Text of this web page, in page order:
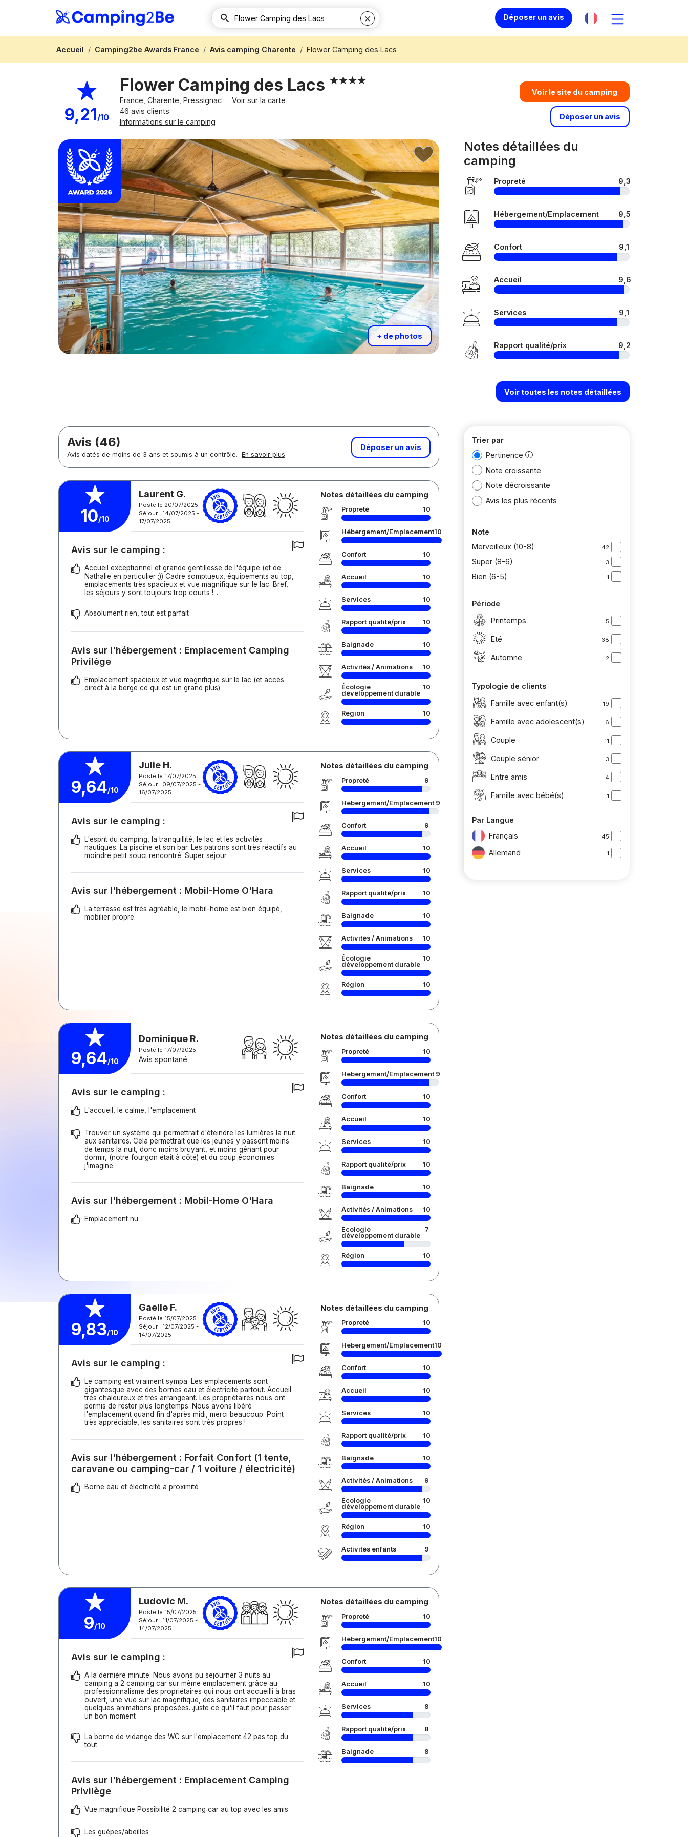
Déposer un avis
Accueil Camping2be Awards France Avis camping Charente Flower Camping des Lacs
9,21/10
Flower Camping des Lacs
France, Charente, Pressignac
Voir sur la carte
46 avis clients
Informations sur le camping
Voir le site du camping
Déposer un avis
+ de photos
Notes détaillées du
camping
Propreté 9,3
Hébergement/Emplacement 9,5
Confort 9,1
Accueil 9,6
Services 9,1
Rapport qualité/prix 9,2
Voir toutes les notes détaillées
Avis (46)
Avis datés de moins de 3 ans et soumis à un contrôle. En savoir plus
Déposer un avis
10/10
Laurent G.
Posté le 20/07/2025
Séjour : 14/07/2025 -
17/07/2025
Avis sur le camping :
Accueil exceptionnel et grande gentillesse de l'équipe (et de
Nathalie en particulier ;)) Cadre somptueux, équipements au top,
emplacements très spacieux et vue magnifique sur le lac. Bref,
les séjours y sont toujours trop courts !...
Absolument rien, tout est parfait
Avis sur l'hébergement : Emplacement Camping
Privilège
Emplacement spacieux et vue magnifique sur le lac (et accès
direct à la berge ce qui est un grand plus)
Notes détaillées du camping
Propreté 10
Hébergement/Emplacement10
Confort 10
Accueil 10
Services 10
Rapport qualité/prix 10
Baignade 10
Activités / Animations 10
Écologie
développement durable
10
Région 10
9,64/10
Julie H.
Posté le 17/07/2025
Séjour : 09/07/2025 -
16/07/2025
Avis sur le camping :
L'esprit du camping, la tranquillité, le lac et les activités
nautiques. La piscine et son bar. Les patrons sont très réactifs au
moindre petit souci rencontré. Super séjour
Avis sur l'hébergement : Mobil-Home O'Hara
La terrasse est très agréable, le mobil-home est bien équipé,
mobilier propre.
Notes détaillées du camping
Propreté 9
Hébergement/Emplacement 9
Confort 9
Accueil 10
Services 10
Rapport qualité/prix 10
Baignade 10
Activités / Animations 10
Écologie
développement durable
10
Région 10
9,64/10
Dominique R.
Posté le 17/07/2025
Avis spontané
Avis sur le camping :
L'accueil, le calme, l'emplacement
Trouver un système qui permettrait d'éteindre les lumières la nuit
aux sanitaires. Cela permettrait que les jeunes y passent moins
de temps la nuit, donc moins bruyant, et moins gênant pour
dormir, (notre fourgon était à côté) et du coup économies
j'imagine.
Avis sur l'hébergement : Mobil-Home O'Hara
Emplacement nu
Notes détaillées du camping
Propreté 10
Hébergement/Emplacement 9
Confort 10
Accueil 10
Services 10
Rapport qualité/prix 10
Baignade 10
Activités / Animations 10
Écologie
développement durable
7
Région 10
9,83/10
Gaelle F.
Posté le 15/07/2025
Séjour : 12/07/2025 -
14/07/2025
Avis sur le camping :
Le camping est vraiment sympa. Les emplacements sont
gigantesque avec des bornes eau et électricité partout. Accueil
très chaleureux et très arrangeant. Les propriétaires nous ont
permis de rester plus longtemps. Nous avons libéré
l'emplacement quand fin d'après midi, merci beaucoup. Point
très appréciable, les sanitaires sont très propres !
Avis sur l'hébergement : Forfait Confort (1 tente,
caravane ou camping-car / 1 voiture / électricité)
Borne eau et électricité a proximité
Notes détaillées du camping
Propreté 10
Hébergement/Emplacement10
Confort 10
Accueil 10
Services 10
Rapport qualité/prix 10
Baignade 10
Activités / Animations 9
Écologie
développement durable
10
Région 10
Activités enfants 9
9/10
Ludovic M.
Posté le 15/07/2025
Séjour : 11/07/2025 -
14/07/2025
Avis sur le camping :
A la dernière minute. Nous avons pu sejourner 3 nuits au
camping a 2 camping car sur même emplacement grâce au
professionnalisme des propriétaires qui nous ont accueilli à bras
ouvert, une vue sur lac magnifique, des sanitaires impeccable et
quelques animations proposées...juste ce qu'il faut pour passer
un bon moment
La borne de vidange des WC sur l'emplacement 42 pas top du
tout
Avis sur l'hébergement : Emplacement Camping
Privilège
Vue magnifique Possibilité 2 camping car au top avec les amis
Les guêpes/abeilles
Notes détaillées du camping
Propreté 10
Hébergement/Emplacement10
Confort 10
Accueil 10
Services 8
Rapport qualité/prix 8
Baignade 8
Trier par
Pertinence
Note croissante
Note décroissante
Avis les plus récents
Note
Merveilleux (10-8)
42
Super (8-6) 3
Bien (6-5) 1
Période
Printemps
5
Eté 38
Automne 2
Typologie de clients
Famille avec enfant(s)
19
Famille avec adolescent(s) 6
Couple 11
Couple sénior 3
Entre amis 4
Famille avec bébé(s) 1
Par Langue
Français
45
Allemand 1